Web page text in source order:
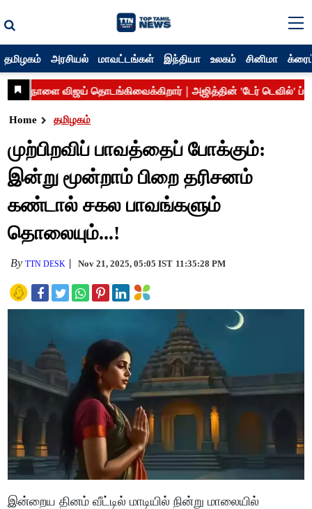
தமிழகம் அரசியல் மாவட்டங்கள் இந்தியா உலகம் சினிமா
Home தமிழகம்
முற்பிறவிப் பாவத்தைப் போக்கும்:
இன்று மூன்றாம் பிறை தரிசனம்
கண்டால் சகல பாவங்களும்
தொலையும்...!
ByTTN DESK Nov 21, 2025, 05:05 IST 11:35:28 PM
இன்றைய தினம் வீட்டில் மாடியில் நின்று மாலையில்